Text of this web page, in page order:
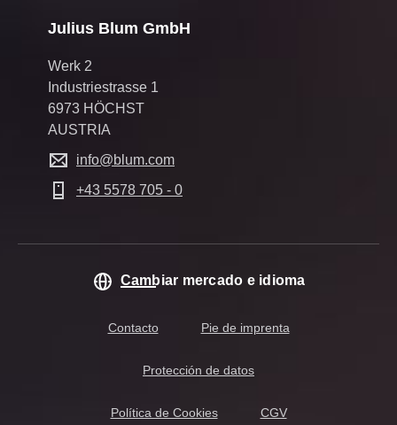
Julius Blum GmbH
Werk 2
Industriestrasse 1
6973 HÖCHST
AUSTRIA
info@blum.com
+43 5578 705 - 0
Cambiar mercado e idioma
Contacto Pie de imprenta
Protección de datos
Política de Cookies CGV